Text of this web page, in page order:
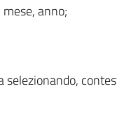
anno;
selezionando,